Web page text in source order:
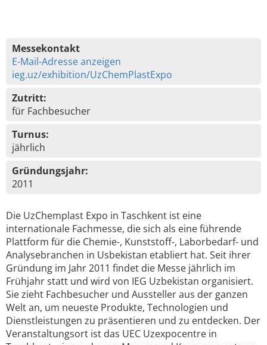
Messekontakt
E-Mail-Adresse anzeigen
ieg.uz/exhibition/UzChemPlastExpo
Zutritt:
für Fachbesucher
Turnus:
jährlich
Gründungsjahr:
2011
Die UzChemplast Expo in Taschkent ist eine
internationale Fachmesse, die sich als eine führende
Plattform für die Chemie-, Kunststoff-, Laborbedarf- und
Analysebranchen in Usbekistan etabliert hat. Seit ihrer
Gründung im Jahr 2011 findet die Messe jährlich im
Frühjahr statt und wird von IEG Uzbekistan organisiert.
Sie zieht Fachbesucher und Aussteller aus der ganzen
Welt an, um neueste Produkte, Technologien und
Dienstleistungen zu präsentieren und zu entdecken. Der
Veranstaltungsort ist das UEC Uzexpocentre in